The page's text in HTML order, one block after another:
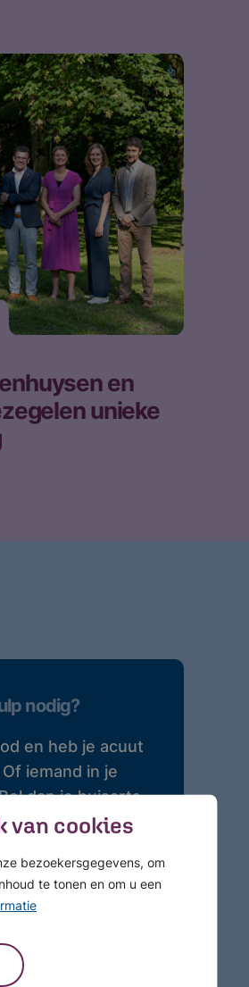
van cookies
bezoekersgegevens, om
te tonen en om u een
en
unieke
nodig?
en heb je acuut
iemand in je
dan je huisarts
Deze
per dag
hulp